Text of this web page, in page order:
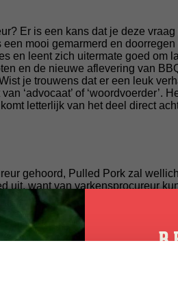
Er is een kans dat je deze vraag
mooi gemarmerd en
en leent zich uitermate goed om
en de nieuwe aflevering van
je trouwens dat er een leuk
‘advocaat’ of ‘woordvoerder’.
letterlijk van het deel direct
gehoord, Pulled Pork zal
uit, want van varkensprocureur
Staten. In de zuidelijke staten
wereld gevonden heeft. Het is
kleine stukjes vlees ‘pulled’. Dit
mogelijkheden zijn eindeloos!
het vlees heel langzaam en lang
binnentemperatuur heeft